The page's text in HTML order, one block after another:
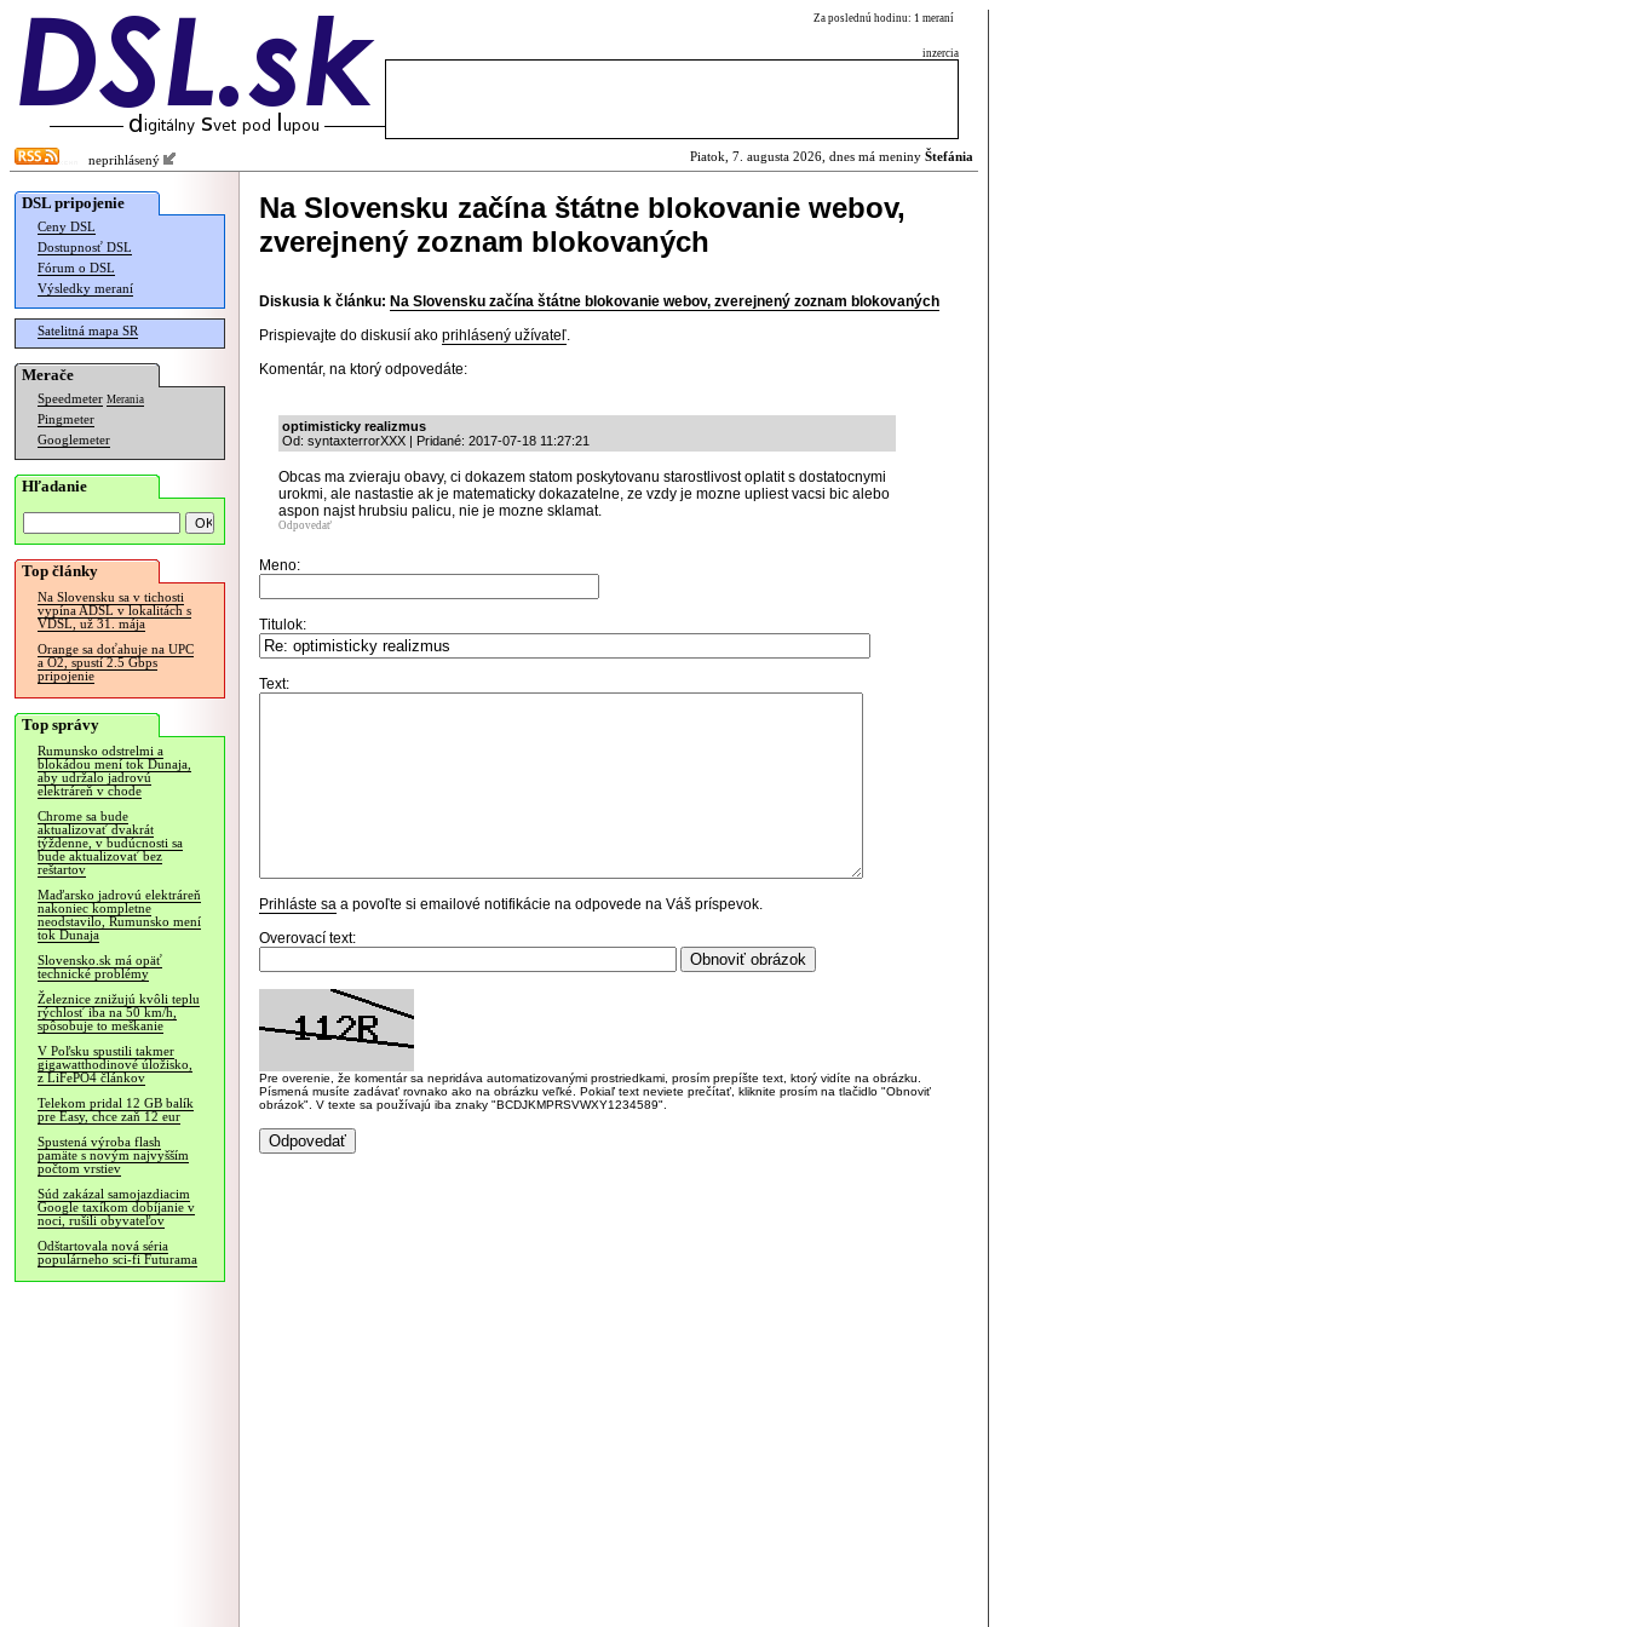
Za poslednú hodinu: 1 meraní
inzercia
neprihlásený Piatok, 7. augusta 2026, dnes má meniny Štefánia
DSL pripojenie
Ceny DSL
Dostupnosť DSL
Fórum o DSL
Výsledky meraní
Satelitná mapa SR
Merače
Speedmeter Merania
Pingmeter
Googlemeter
Hľadanie
Top články
Na Slovensku sa v tichosti
vypína ADSL v lokalitách s
VDSL, už 31. mája
Orange sa doťahuje na UPC
a O2, spustí 2.5 Gbps
pripojenie
Top správy
Rumunsko odstrelmi a
blokádou mení tok Dunaja,
aby udržalo jadrovú
elektráreň v chode
Chrome sa bude
aktualizovať dvakrát
týždenne, v budúcnosti sa
bude aktualizovať bez
reštartov
Maďarsko jadrovú elektráreň
nakoniec kompletne
neodstavilo, Rumunsko mení
tok Dunaja
Slovensko.sk má opäť
technické problémy
Železnice znižujú kvôli teplu
rýchlosť iba na 50 km/h,
spôsobuje to meškanie
V Poľsku spustili takmer
gigawatthodinové úložisko,
z LiFePO4 článkov
Telekom pridal 12 GB balík
pre Easy, chce zaň 12 eur
Spustená výroba flash
pamäte s novým najvyšším
počtom vrstiev
Súd zakázal samojazdiacim
Google taxíkom dobíjanie v
noci, rušili obyvateľov
Odštartovala nová séria
populárneho sci-fi Futurama
Na Slovensku začína štátne blokovanie webov,
zverejnený zoznam blokovaných
Diskusia k článku: Na Slovensku začína štátne blokovanie webov, zverejnený zoznam blokovaných
Prispievajte do diskusií ako prihlásený užívateľ.
Komentár, na ktorý odpovedáte:
optimisticky realizmus
Od: syntaxterrorXXX | Pridané: 2017-07-18 11:27:21
Obcas ma zvieraju obavy, ci dokazem statom poskytovanu starostlivost oplatit s dostatocnymi
urokmi, ale nastastie ak je matematicky dokazatelne, ze vzdy je mozne upliest vacsi bic alebo
aspon najst hrubsiu palicu, nie je mozne sklamat.
Odpovedať
Meno:
Titulok:
Text:
Prihláste sa a povoľte si emailové notifikácie na odpovede na Váš príspevok.
Overovací text:
Pre overenie, že komentár sa nepridáva automatizovanými prostriedkami, prosím prepíšte text, ktorý vidíte na obrázku.
Písmená musíte zadávať rovnako ako na obrázku veľké. Pokiaľ text neviete prečítať, kliknite prosím na tlačidlo "Obnoviť
obrázok". V texte sa používajú iba znaky "BCDJKMPRSVWXY1234589".